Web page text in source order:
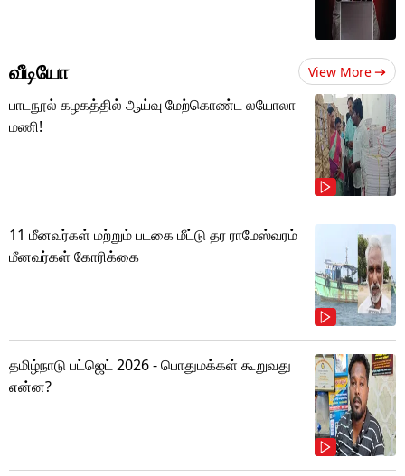
வீடியோ View More
பாடநூல் கழகத்தில் ஆய்வு மேற்கொண்ட லயோலா
மணி!
11 மீனவர்கள் மற்றும் படகை மீட்டு தர ராமேஸ்வரம்
மீனவர்கள் கோரிக்கை
தமிழ்நாடு பட்ஜெட் 2026 - பொதுமக்கள் கூறுவது
என்ன?